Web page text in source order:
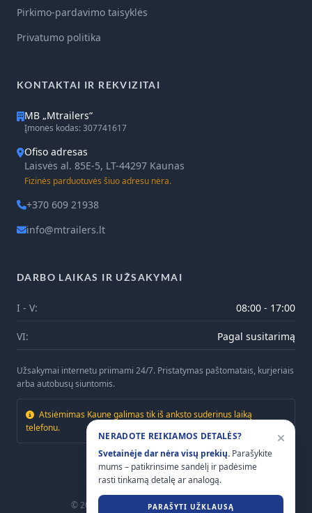
Pirkimo-pardavimo taisyklės
Privatumo politika
KONTAKTAI IR REKVIZITAI
MB „Mtrailers“
Įmonės kodas: 307741617
Ofiso adresas
Laisvės al. 85E-5, LT-44297 Kaunas
Fizinės parduotuvės šiuo adresu nėra.
+370 609 21938
info@mtrailers.lt
DARBO LAIKAS IR UŽSAKYMAI
I - V: 08:00 - 17:00
VI: Pagal susitarimą
Užsakymai internetu priimami 24/7. Pristatymas paštomatais, kurjeriais
arba autobusų siuntomis.
Atsiėmimas Kaune galimas tik iš anksto suderinus laiką
telefonu.
© 2026 . Visos teisės saugomos.
NERADOTE REIKIAMOS DETALĖS?
Svetainėje dar nėra visų prekių. Parašykite
mums – patikrinsime sandėlį ir padėsime
rasti tinkamą detalę ar analogą.
PARAŠYTI UŽKLAUSĄ